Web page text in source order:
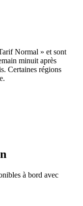
Normal » et sont
minuit après
Certaines régions
à bord avec